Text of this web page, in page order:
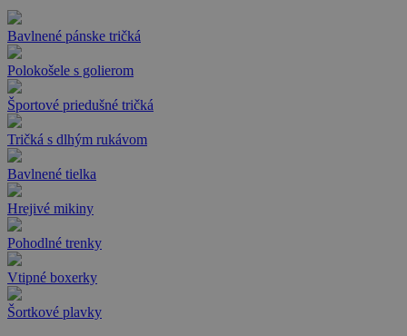
Bavlnené pánske tričká
Polokošele s golierom
Športové priedušné tričká
Tričká s dlhým rukávom
Bavlnené tielka
Hrejivé mikiny
Pohodlné trenky
Vtipné boxerky
Šortkové plavky